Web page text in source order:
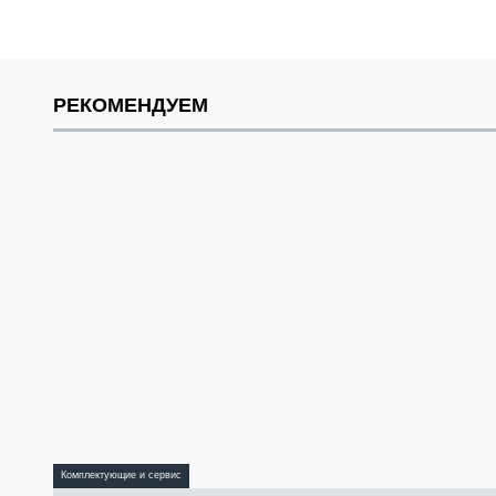
РЕКОМЕНДУЕМ
Комплектующие и сервис